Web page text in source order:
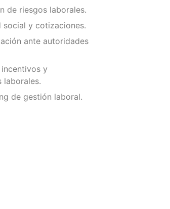
de riesgos laborales.
social y cotizaciones.
ante autoridades
incentivos y
laborales.
de gestión laboral.